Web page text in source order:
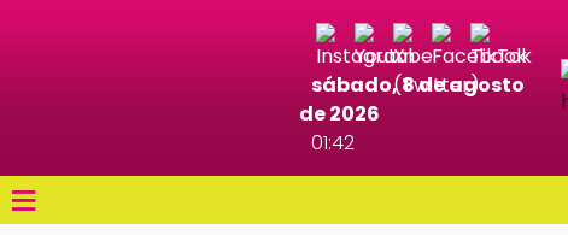
sábado, 8 de agosto
de 2026
01:42
≡